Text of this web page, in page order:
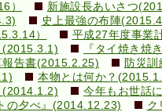
）
新施設長あいさつ
史上最強の布陣
）
平成27年度事業
(2015.3.1)
『タイ焼き焼
報告書(2015.2.25)
防災
本物とは何か？
(2014.1.2)
今年もお世話
の夕べ』(2014.12.23)
ク